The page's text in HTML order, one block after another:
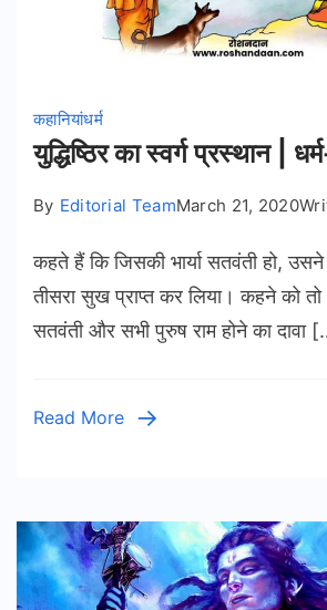
कहानियांधर्म
युद्धिष्ठिर का स्वर्ग प्रस्थान |
By Editorial TeamMarch 21, 2020
कहते हैं कि जिसकी भार्या सतवंती हो,
तीसरा सुख प्राप्त कर लिया। कहने को
सतवंती और सभी पुरुष राम होने का दावा
Read More